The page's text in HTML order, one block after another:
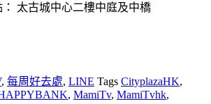
太古城中心二樓中庭及中橋
, 每周好去處, LINE Tags CityplazaHK,
, MamiTv, MamiTvhk,